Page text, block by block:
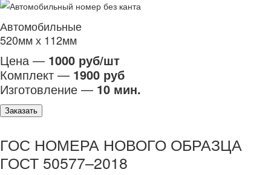
Автомобильные
520мм х 112мм
Цена — 1000 руб/шт
Комплект — 1900 руб
Изготовление — 10 мин.
Заказать
ГОС НОМЕРА НОВОГО ОБРАЗЦА
ГОСТ 50577–2018